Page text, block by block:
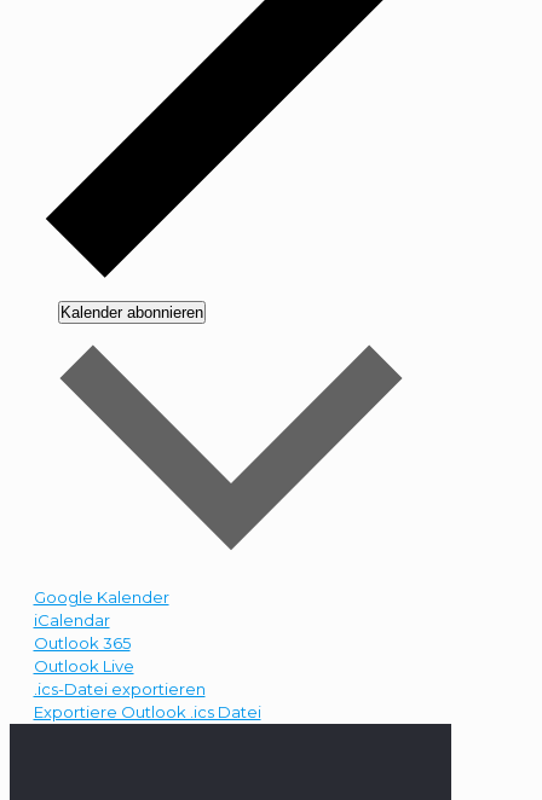
Kalender abonnieren
Google Kalender
iCalendar
Outlook 365
Outlook Live
.ics-Datei exportieren
Exportiere Outlook .ics Datei